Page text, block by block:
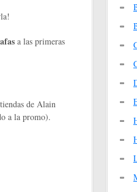
a las primeras
de Alain
a la promo).